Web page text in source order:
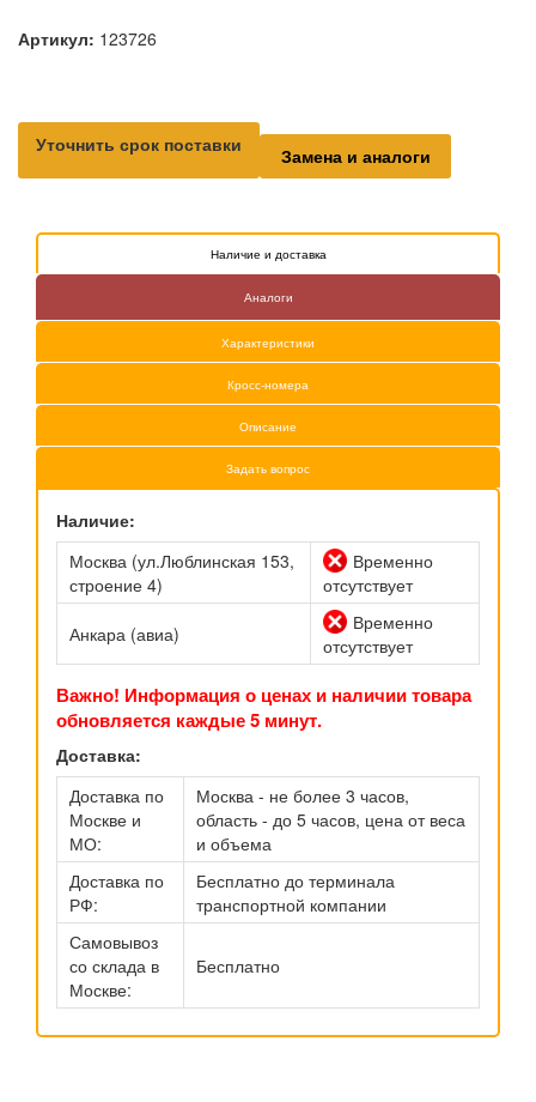
Артикул: 123726
Уточнить срок поставки Замена и аналоги
Наличие и доставка
Аналоги
Характеристики
Кросс-номера
Описание
Задать вопрос
Наличие:
Москва (ул.Люблинская 153,
строение 4)
Временно
отсутствует
Анкара (авиа)
Временно
отсутствует
Важно! Информация о ценах и наличии товара
обновляется каждые 5 минут.
Доставка:
Доставка по
Москве и
МО:
Москва - не более 3 часов,
область - до 5 часов, цена от веса
и объема
Доставка по
РФ:
Бесплатно до терминала
транспортной компании
Самовывоз
со склада в
Москве:
Бесплатно